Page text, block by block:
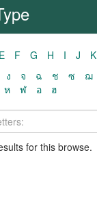
E F G H I J K
ง จ ฉ ช ซ ฌ
ห ฬ อ ฮ
for this browse.